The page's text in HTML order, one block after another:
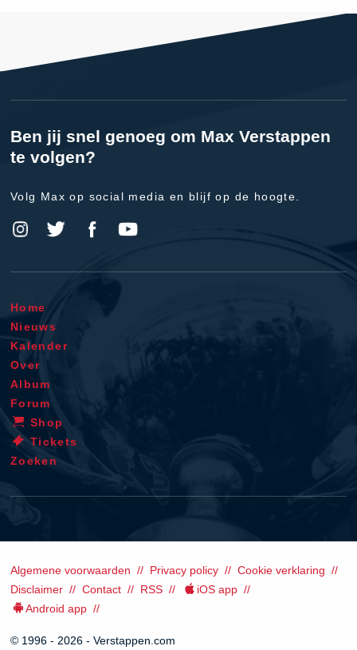
Ben jij snel genoeg om Max Verstappen
te volgen?
Volg Max op social media en blijf op de hoogte.
Home
Nieuws
Kalender
Over
Album
Forum
Shop
Tickets
Zoeken
Algemene voorwaarden Privacy policy
Cookie verklaring
Disclaimer
Contact RSS
iOS app
Android app
© 1996 - 2026 - Verstappen.com